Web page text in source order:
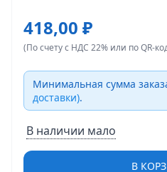
418,00 ₽
(По счету с НДС 22% или по QR-
Минимальная сумма
доставки).
В наличии мало
В